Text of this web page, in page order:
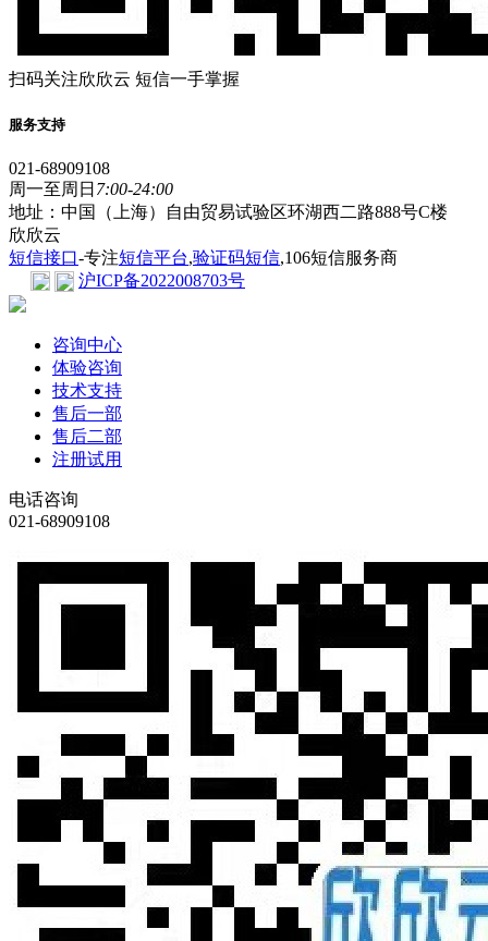
扫码关注欣欣云 短信一手掌握
服务支持
021-68909108
周一至周日 7:00-24:00
地址：中国（上海）自由贸易试验区环湖西二路888号C楼
欣欣云
短信接口-专注短信平台,验证码短信,106短信服务商
沪ICP备2022008703号
咨询中心
体验咨询
技术支持
售后一部
售后二部
注册试用
电话咨询
021-68909108